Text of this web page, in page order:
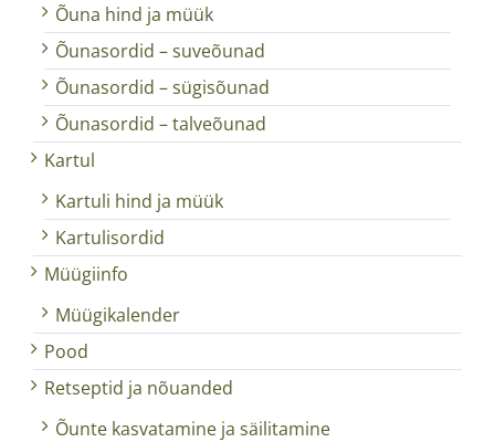
Õuna hind ja müük
Õunasordid – suveõunad
Õunasordid – sügisõunad
Õunasordid – talveõunad
Kartul
Kartuli hind ja müük
Kartulisordid
Müügiinfo
Müügikalender
Pood
Retseptid ja nõuanded
Õunte kasvatamine ja säilitamine